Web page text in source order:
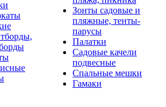
Зонты садовые и
пляжные, тенты-
парусы
Палатки
Садовые качели
подвесные
Спальные мешки
Гамаки